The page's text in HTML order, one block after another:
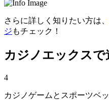
さらに詳しく知りたい方は、
ジ もチェック！
カジノエックスで
4
カジノゲームとスポーツベ